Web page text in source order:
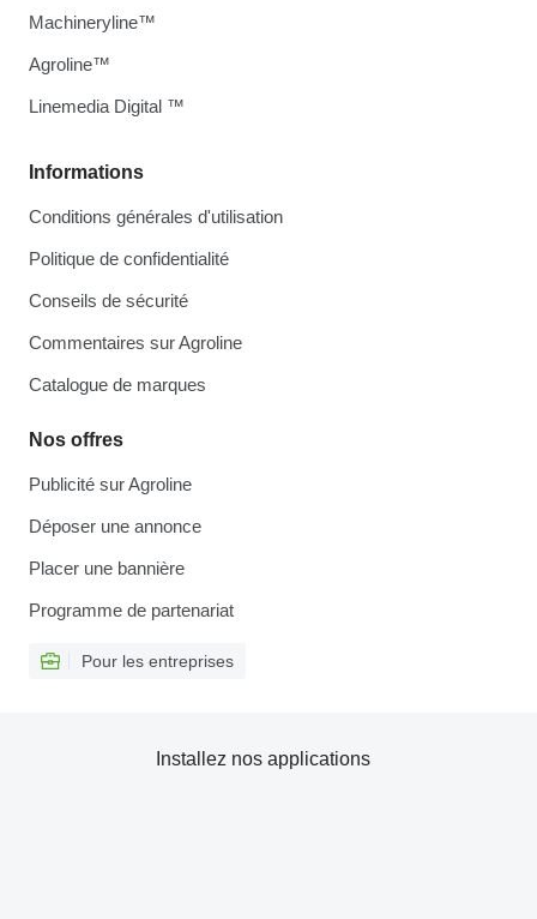
Informations
Conditions générales d'utilisation
Politique de confidentialité
Conseils de sécurité
Commentaires sur Agroline
Catalogue de marques
Nos offres
Publicité sur Agroline
Déposer une annonce
Placer une bannière
Programme de partenariat
Pour les entreprises
Machineryline™
Agroline™
Linemedia Digital ™
Installez nos applications